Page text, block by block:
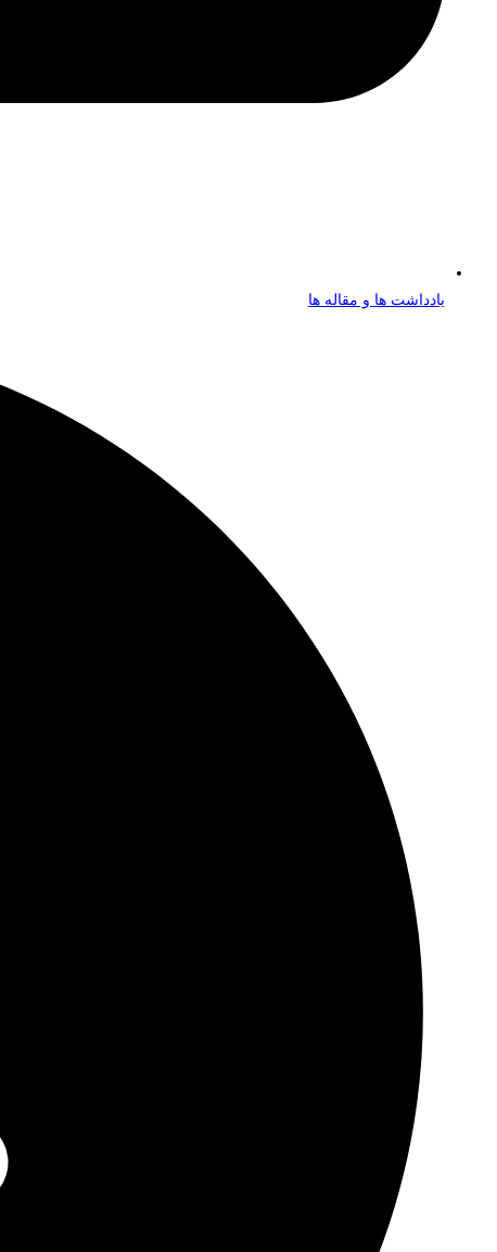
یادداشت ها و مقاله ها